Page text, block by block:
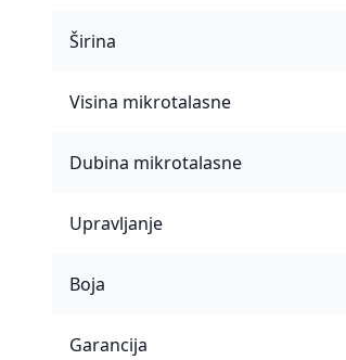
Širina
Visina mikrotalasne
Dubina mikrotalasne
Upravljanje
Boja
Garancija